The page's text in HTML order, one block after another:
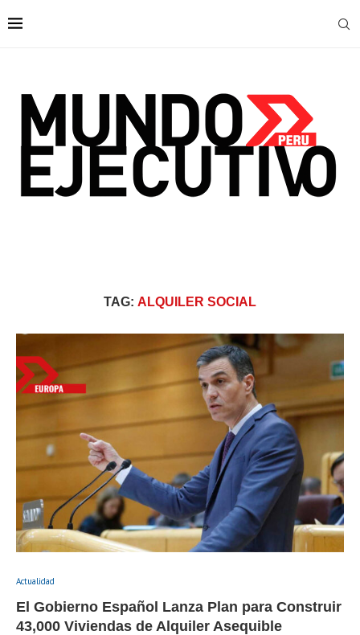
TAG: ALQUILER SOCIAL
Actualidad
El Gobierno Español Lanza Plan para Construir
43,000 Viviendas de Alquiler Asequible